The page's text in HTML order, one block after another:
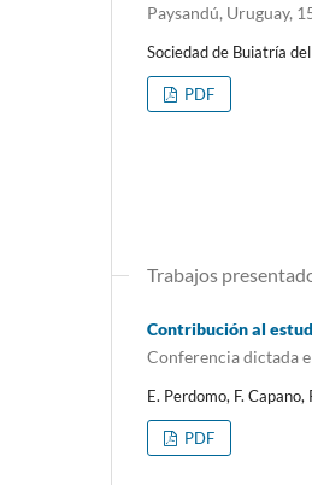
Paysandú, Uruguay,
Sociedad de Buiatría
PDF
Trabajos
Contribución al
Conferencia dictada
E. Perdomo, F. Capano,
PDF